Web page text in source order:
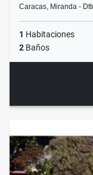
Caracas, Miranda -
1 Habitaciones
2 Baños